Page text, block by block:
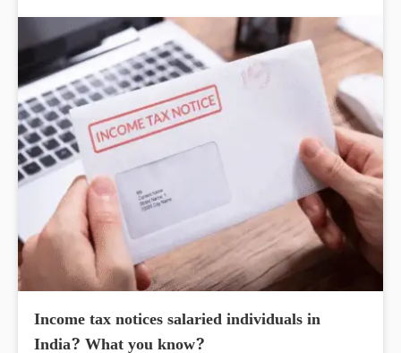
Income tax notices salaried individuals in
India? What you know?